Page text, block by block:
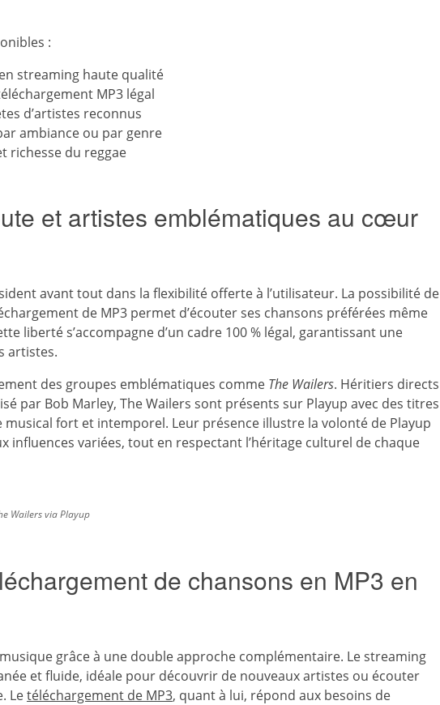
:
streaming haute qualité
MP3 légal
d’artistes reconnus
ambiance ou par genre
richesse du reggae
et artistes emblématiques au cœur
avant tout dans la flexibilité offerte à l’utilisateur. La possibilité de
de MP3 permet d’écouter ses chansons préférées même
liberté s’accompagne d’un cadre 100 % légal, garantissant une
artistes.
des groupes emblématiques comme The Wailers. Héritiers directs
par Bob Marley, The Wailers sont présents sur Playup avec des titres
fort et intemporel. Leur présence illustre la volonté de Playup
influences variées, tout en respectant l’héritage culturel de chaque
Wailers via Playup
de chansons en MP3 en
musique grâce à une double approche complémentaire. Le streaming
et fluide, idéale pour découvrir de nouveaux artistes ou écouter
Letéléchargement de MP3, quant à lui, répond aux besoins de